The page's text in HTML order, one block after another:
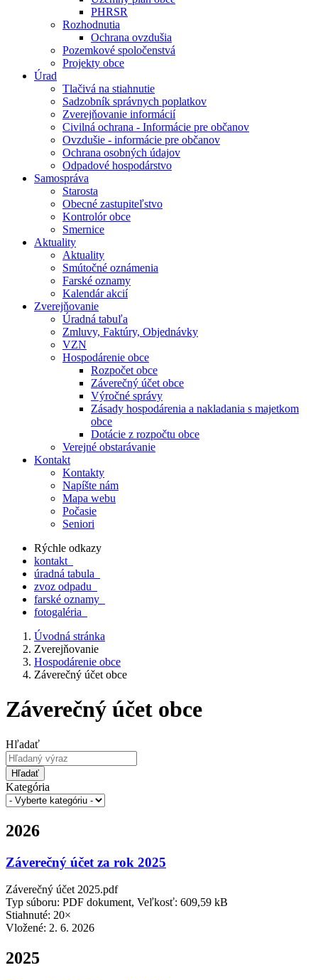
PHRSR
Rozhodnutia
Ochrana ovzdušia
Pozemkové spoločenstvá
Projekty obce
Úrad
Tlačivá na stiahnutie
Sadzobník správnych poplatkov
Zverejňovanie informácií
Civilná ochrana - Informácie pre občanov
Ovzdušie - informácie pre občanov
Ochrana osobných údajov
Odpadové hospodárstvo
Samospráva
Starosta
Obecné zastupiteľstvo
Kontrolór obce
Smernice
Aktuality
Aktuality
Smútočné oznámenia
Farské oznamy
Kalendár akcií
Zverejňovanie
Úradná tabuľa
Zmluvy, Faktúry, Objednávky
VZN
Hospodárenie obce
Rozpočet obce
Záverečný účet obce
Výročné správy
Zásady hospodárenia a nakladania s majetkom
obce
Dotácie z rozpočtu obce
Verejné obstarávanie
Kontakt
Kontakty
Napíšte nám
Mapa webu
Počasie
Seniori
Rýchle odkazy
kontakt
úradná tabula
zvoz odpadu
farské oznamy
fotogaléria
Úvodná stránka
Zverejňovanie
Hospodárenie obce
Záverečný účet obce
Záverečný účet obce
Hľadať
Hľadať
Kategória
2026
Záverečný účet za rok 2025
Záverečný účet 2025.pdf
Typ súboru: PDF dokument, Veľkosť: 609,59 kB
Stiahnuté: 20×
Vložené: 2. 6. 2026
2025